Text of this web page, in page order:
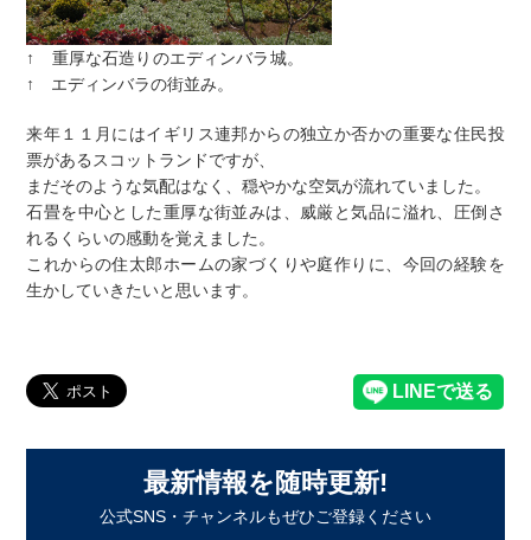
↑ 重厚な石造りのエディンバラ城。
↑ エディンバラの街並み。
来年１１月にはイギリス連邦からの独立か否かの重要な住民投
票があるスコットランドですが、
まだそのような気配はなく、穏やかな空気が流れていました。
石畳を中心とした重厚な街並みは、威厳と気品に溢れ、圧倒さ
れるくらいの感動を覚えました。
これからの住太郎ホームの家づくりや庭作りに、今回の経験を
生かしていきたいと思います。
最新情報を随時更新!
公式SNS・チャンネルもぜひご登録ください